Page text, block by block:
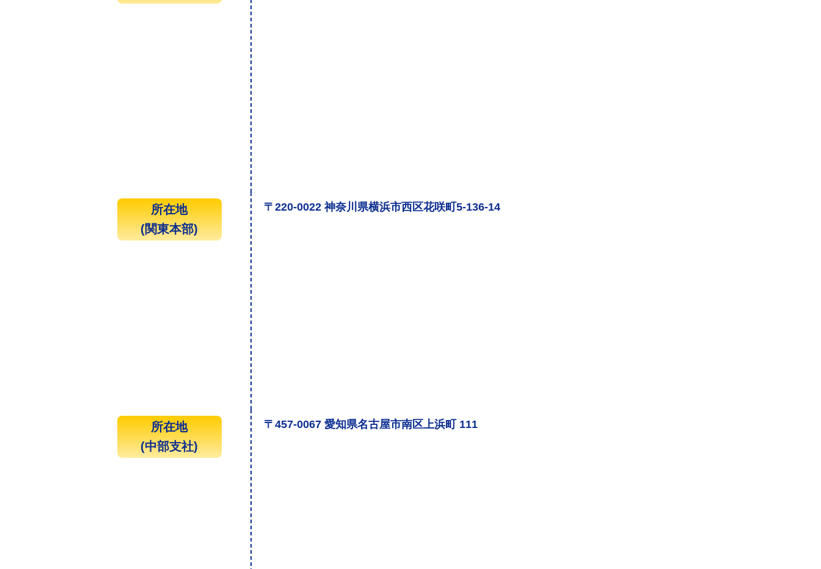
所在地
(関東本部)
〒220-0022 神奈川県横浜市西区花咲町5-136-14
所在地
(中部支社)
〒457-0067 愛知県名古屋市南区上浜町 111